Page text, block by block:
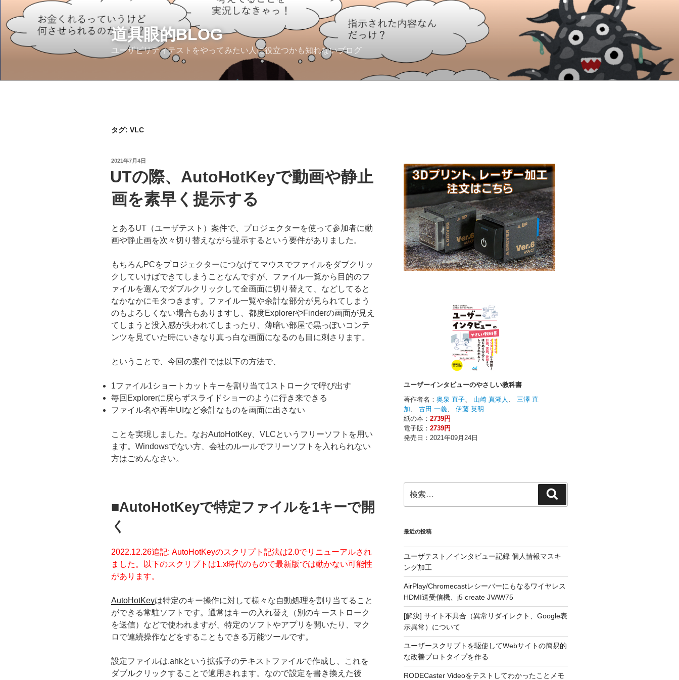
テ
道具眼的BLOG
ユーザビリティテストをやってみたい人に役立つかも知れないブログ
タグ: VLC
投
2021年7月4日
UTの際、AutoHotKeyで動画や静止
画を素早く提示する
とあるUT（ユーザテスト）案件で、プロジェクターを使って参加者に動
画や静止画を次々切り替えながら提示するという要件がありました。
もちろんPCをプロジェクターにつなげてマウスでファイルをダブクリッ
クしていけばできてしまうことなんですが、ファイル一覧から目的のフ
ァイルを選んでダブルクリックして全画面に切り替えて、などしてると
なかなかにモタつきます。ファイル一覧や余計な部分が見られてしまう
のもよろしくない場合もありますし、都度ExplorerやFinderの画面が見え
てしまうと没入感が失われてしまったり、薄暗い部屋で黒っぽいコンテ
ンツを見ていた時にいきなり真っ白な画面になるのも目に刺さります。
ということで、今回の案件では以下の方法で、
1ファイル1ショートカットキーを割り当て1ストロークで呼び出す
毎回Explorerに戻らずスライドショーのように行き来できる
ファイル名や再生UIなど余計なものを画面に出さない
ことを実現しました。なおAutoHotKey、VLCというフリーソフトを用い
ます。Windowsでない方、会社のルールでフリーソフトを入れられない
方はごめんなさい。
■AutoHotKeyで特定ファイルを1キーで開
く
2022.12.26追記: AutoHotKeyのスクリプト記法は2.0でリニューアルされ
ました。以下のスクリプトは1.x時代のもので最新版では動かない可能性
があります。
AutoHotKeyは特定のキー操作に対して様々な自動処理を割り当てること
ができる常駐ソフトです。通常はキーの入れ替え（別のキーストローク
を送信）などで使われますが、特定のソフトやアプリを開いたり、マク
ロで連続操作などをすることもできる万能ツールです。
設定ファイルは.ahkという拡張子のテキストファイルで作成し、これを
ダブルクリックすることで適用されます。なので設定を書き換えた後
索:
索
最近の投稿
ユーザテスト／インタビュー記録 個人情報マスキ
ング加工
AirPlay/Chromecastレシーバーにもなるワイヤレス
HDMI送受信機、j5 create JVAW75
[解決] サイト不具合（異常リダイレクト、Google表
示異常）について
ユーザースクリプトを駆使してWebサイトの簡易的
な改善プロトタイプを作る
RODECaster Videoをテストしてわかったことメモ